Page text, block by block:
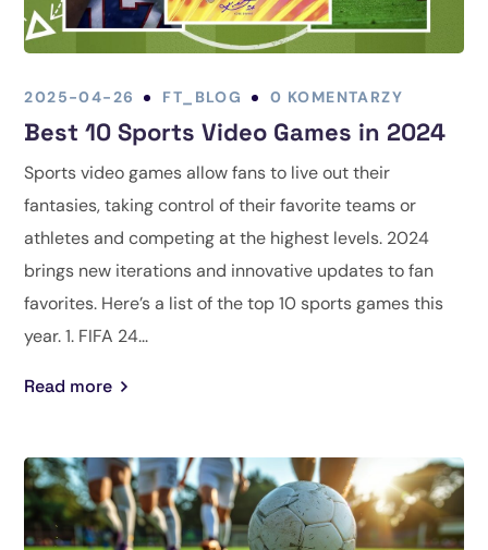
2025-04-26 FT_BLOG 0 KOMENTARZY
Best 10 Sports Video Games in 2024
Sports video games allow fans to live out their
fantasies, taking control of their favorite teams or
athletes and competing at the highest levels. 2024
brings new iterations and innovative updates to fan
favorites. Here’s a list of the top 10 sports games this
year. 1. FIFA 24...
Read more